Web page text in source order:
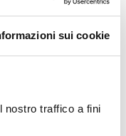
sui cookie
nostro traffico a fini